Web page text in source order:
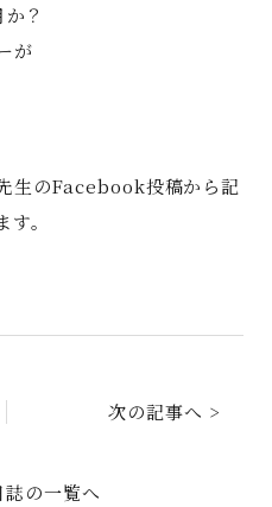
？
が
生のFacebook投稿から記
。
次の記事へ >
誌の一覧へ